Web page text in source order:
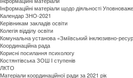
Інформаційні матеріали щодо діяльності
Календар ЗНО-2021
Керівникам закладів освіти
Колегія відділу освіти
Комунальна установа «Зміївський інклюзивно-
Координаційна рада
Корисні посилання психологу
Костянтівська ЗОШ І ступенів
ЛКТО
Матеріали координаційної ради за 2021 рік